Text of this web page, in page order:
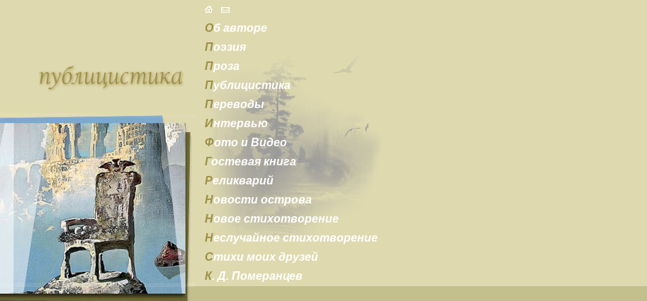
Об авторе
Поэзия
Проза
Публицистика
Переводы
Интервью
Фото и Видео
Гостевая книга
Реликварий
Новости острова
Новое стихотворение
Неслучайное стихотворение
Стихи моих друзей
К. Д. Померанцев